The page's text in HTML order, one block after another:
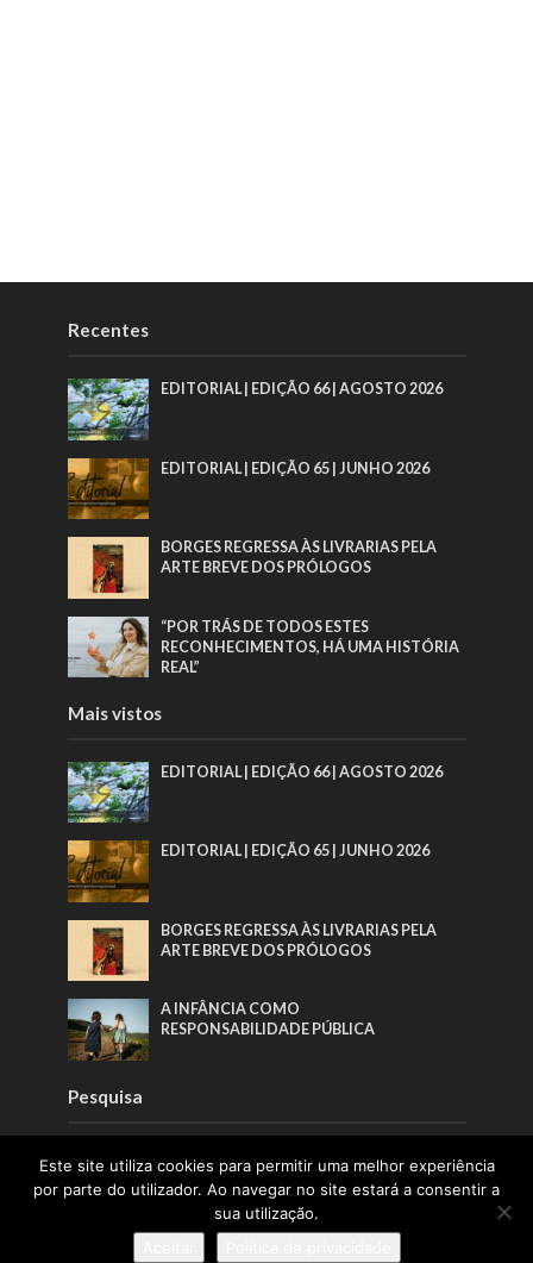
Recentes
EDITORIAL | EDIÇÃO 66 | AGOSTO 2026
EDITORIAL | EDIÇÃO 65 | JUNHO 2026
BORGES REGRESSA ÀS LIVRARIAS PELA
ARTE BREVE DOS PRÓLOGOS
“POR TRÁS DE TODOS ESTES
RECONHECIMENTOS, HÁ UMA HISTÓRIA
REAL”
Mais vistos
EDITORIAL | EDIÇÃO 66 | AGOSTO 2026
EDITORIAL | EDIÇÃO 65 | JUNHO 2026
BORGES REGRESSA ÀS LIVRARIAS PELA
ARTE BREVE DOS PRÓLOGOS
A INFÂNCIA COMO
RESPONSABILIDADE PÚBLICA
Pesquisa
Este site utiliza cookies para permitir uma melhor experiência
por parte do utilizador. Ao navegar no site estará a consentir a
sua utilização.